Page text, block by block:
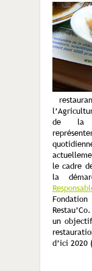
de la
le cadre
la
un
d’ici 2020 (